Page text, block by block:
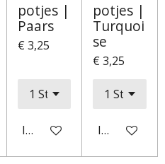
potjes |
Paars
€ 3,25
In winkelwagen
potjes |
Turquoi
se
€ 3,25
In